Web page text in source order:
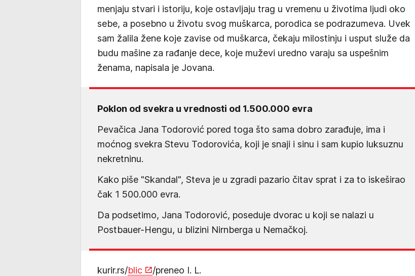
menjaju stvari i istoriju, koje ostavljaju trag u vremenu u životima ljudi oko
sebe, a posebno u životu svog muškarca, porodica se podrazumeva. Uvek
sam žalila žene koje zavise od muškarca, čekaju milostinju i usput služe da
budu mašine za rađanje dece, koje muževi uredno varaju sa uspešnim
ženama, napisala je Jovana.
Poklon od svekra u vrednosti od 1.500.000 evra
Pevačica Jana Todorović pored toga što sama dobro zarađuje, ima i
moćnog svekra Stevu Todorovića, koji je snaji i sinu i sam kupio luksuznu
nekretninu.
Kako piše "Skandal", Steva je u zgradi pazario čitav sprat i za to iskeširao
čak 1 500.000 evra.
Da podsetimo, Jana Todorović, poseduje dvorac u koji se nalazi u
Postbauer-Hengu, u blizini Nirnberga u Nemačkoj.
kurir.rs/blic /preneo I. L.